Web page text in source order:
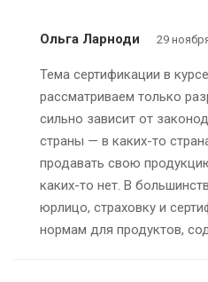
Ольга Ларноди 29
Тема сертификации в
рассматриваем только
сильно зависит от
страны — в каких-то
продавать свою
каких-то нет. В
юрлицо, страховку и
нормам для продуктов,